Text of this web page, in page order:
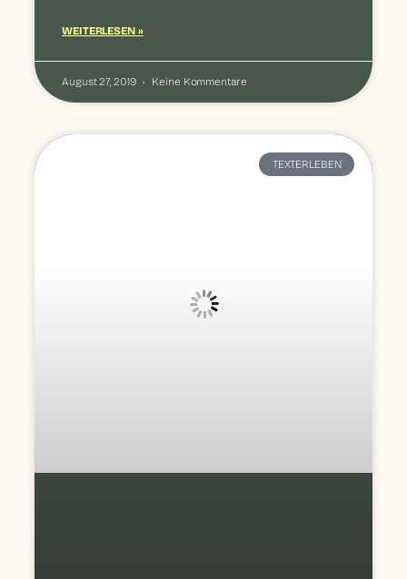
WEITERLESEN »
August 27, 2019 Keine Kommentare
TEXTERLEBEN